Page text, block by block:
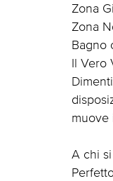
Zona
Zona
Bagno
Il Vero
muove
A chi